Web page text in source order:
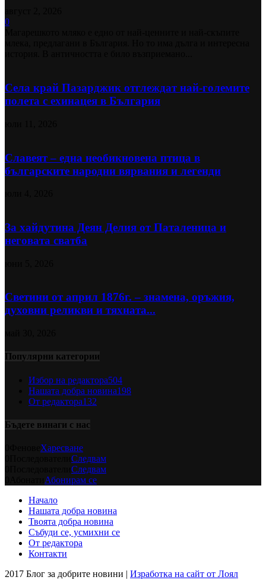
0
Села край Пазарджик отглеждат най-големите
полета с ехинацея в България
Славеят – една необикновена птица в
българските народни вярвания и легенди
За хайдутина Деян Делия от Паталеница и
неговата сватба
Светини от април 1876г. – знамена, оръжия,
духовни реликви и тяхната...
Популярни категории
Избор на редактора504
Нашата добра новина198
От редактора132
Бъдете винаги с нас
Харесване
Следвам
Следвам
Абонирам се
Начало
Нашата добра новина
Твоята добра новина
Събуди се, усмихни се
От редактора
Контакти
2017 Блог за добрите новини | Изработка на сайт от Лоял